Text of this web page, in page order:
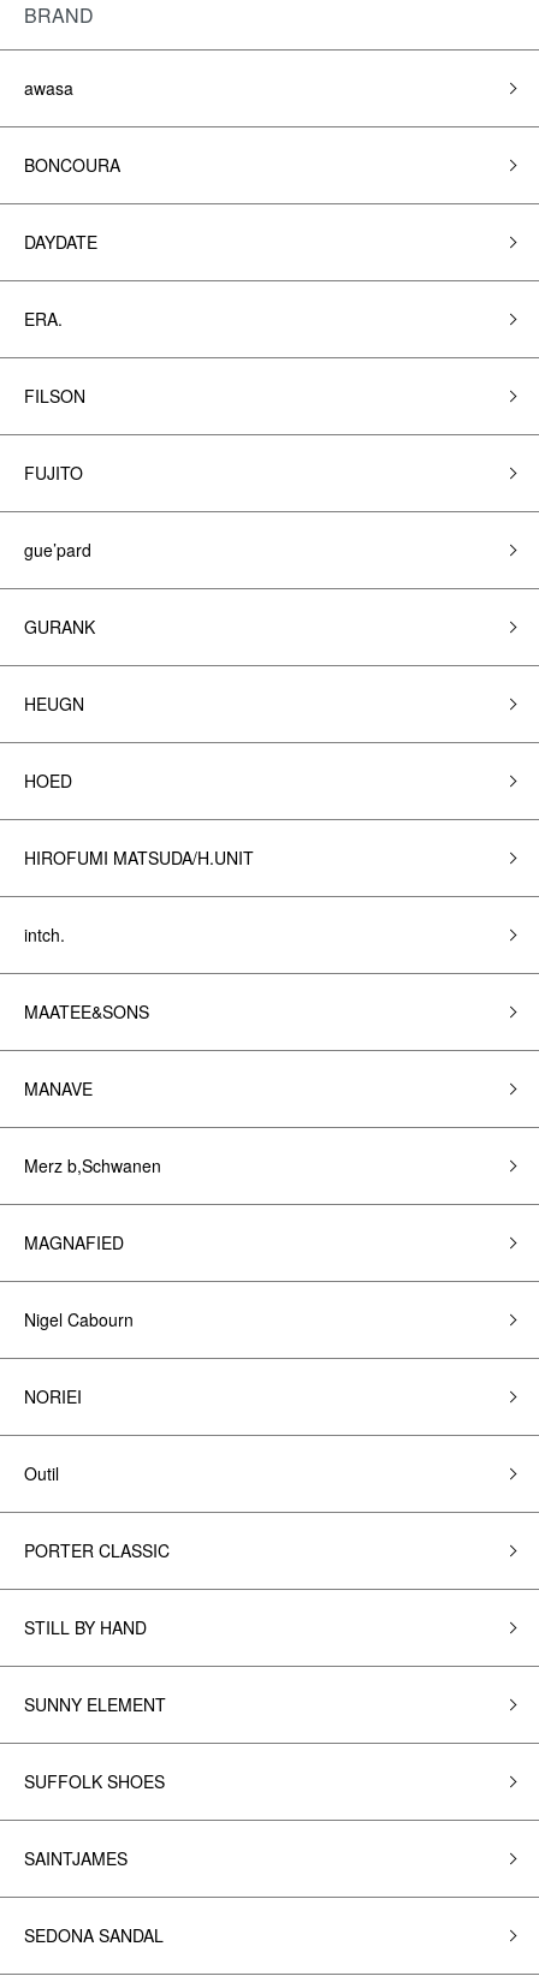
BRAND
awasa
BONCOURA
DAYDATE
ERA.
FILSON
FUJITO
gue’pard
GURANK
HEUGN
HOED
HIROFUMI MATSUDA/H.UNIT
intch.
MAATEE&SONS
MANAVE
Merz b,Schwanen
MAGNAFIED
Nigel Cabourn
NORIEI
Outil
PORTER CLASSIC
STILL BY HAND
SUNNY ELEMENT
SUFFOLK SHOES
SAINTJAMES
SEDONA SANDAL